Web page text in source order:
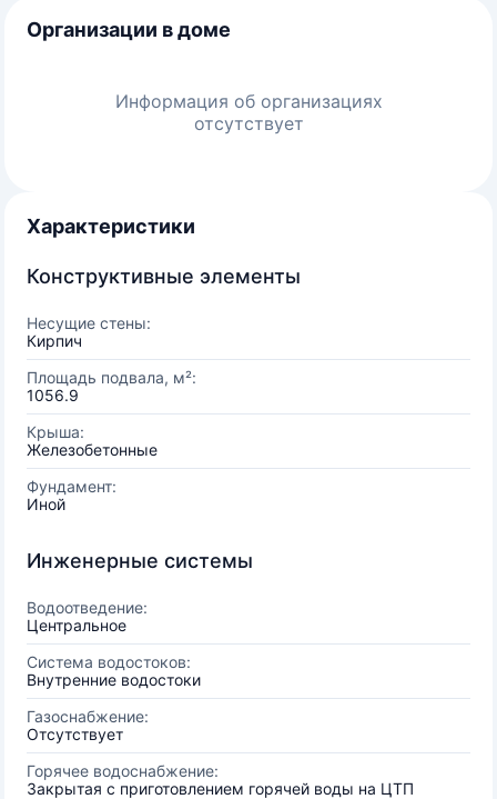
Организации в доме
Информация об организациях
отсутствует
Характеристики
Конструктивные элементы
Несущие стены:
Кирпич
Площадь подвала, м²:
1056.9
Крыша:
Железобетонные
Фундамент:
Иной
Инженерные системы
Водоотведение:
Центральное
Система водостоков:
Внутренние водостоки
Газоснабжение:
Отсутствует
Горячее водоснабжение:
Закрытая с приготовлением горячей воды на ЦТП